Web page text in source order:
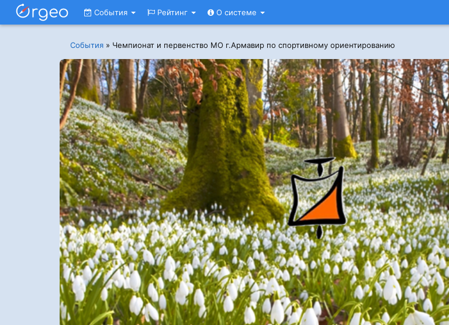
События Рейтинг О системе
События » Чемпионат и первенство МО г.Армавир по спортивному ориентированию